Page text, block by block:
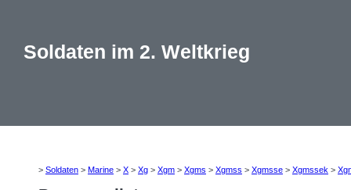
Soldaten im 2. Weltkrieg
> Soldaten > Marine > X > Xg > Xgm > Xgms > Xgmss > Xgmsse > Xgmssek >